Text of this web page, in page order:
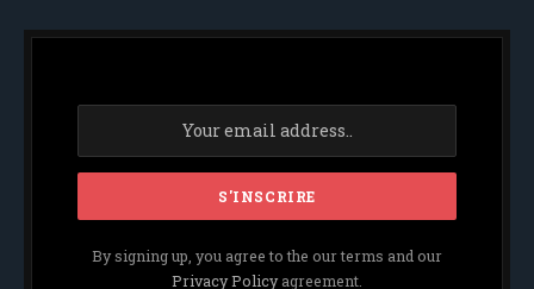
By signing up, you agree to the our terms and our
Privacy Policyagreement.